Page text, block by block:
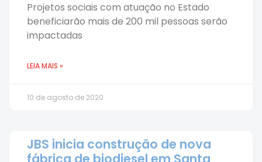
Projetos sociais com atuação no Estado
beneficiarão mais de 200 mil pessoas serão
impactadas
LEIA MAIS »
10 de agosto de 2020
JBS inicia construção de nova